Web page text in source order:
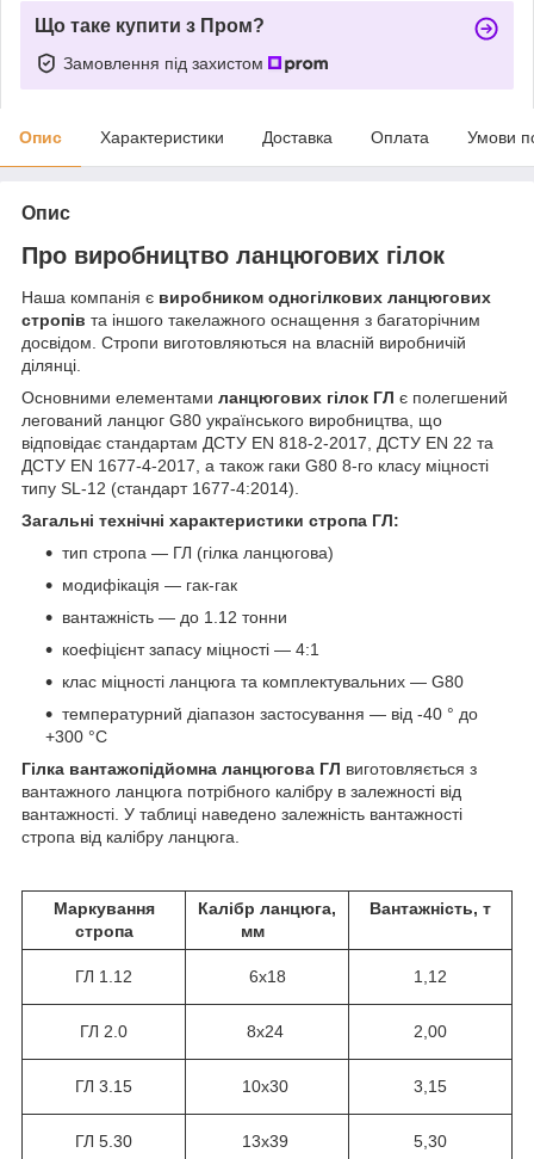
Що таке купити з Пром?
Замовлення під захистом
Опис Характеристики Доставка Оплата Умови
Опис
Про виробництво ланцюгових гілок
Наша компанія є виробником одногілкових ланцюгових
стропів та іншого такелажного оснащення з багаторічним
досвідом. Стропи виготовляються на власній виробничій
ділянці.
Основними елементами ланцюгових гілок ГЛ є полегшений
легований ланцюг G80 українського виробництва, що
відповідає стандартам ДСТУ EN 818-2-2017, ДСТУ EN 22 та
ДСТУ EN 1677-4-2017, а також гаки G80 8-го класу міцності
типу SL-12 (стандарт 1677-4:2014).
Загальні технічні характеристики стропа ГЛ:
тип стропа — ГЛ (гілка ланцюгова)
модифікація — гак-гак
вантажність — до 1.12 тонни
коефіцієнт запасу міцності — 4:1
клас міцності ланцюга та комплектувальних — G80
температурний діапазон застосування — від -40 ° до
+300 °С
Гілка вантажопідйомна ланцюгова ГЛ виготовляється з
вантажного ланцюга потрібного калібру в залежності від
вантажності. У таблиці наведено залежність вантажності
стропа від калібру ланцюга.
Маркування
стропа
Калібр ланцюга,
мм
Вантажність, т
ГЛ 1.12 6х18 1,12
ГЛ 2.0 8х24 2,00
ГЛ 3.15 10х30 3,15
ГЛ 5.30 13х39 5,30